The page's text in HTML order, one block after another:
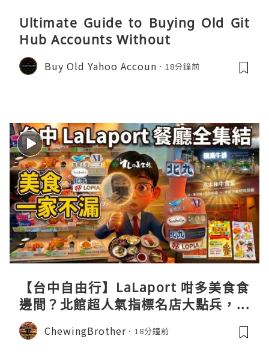
Ultimate Guide to Buying Old Git
Hub Accounts Without
Buy Old Yahoo Accoun 18分鐘前
【台中自由行】LaLaport 咁多美食食
邊間？北館超人氣指標名店大點兵，深
度實測日本直送「北丸」職人料理與南
館 LOPIA 超市神級熟食區！
ChewingBrother 18分鐘前